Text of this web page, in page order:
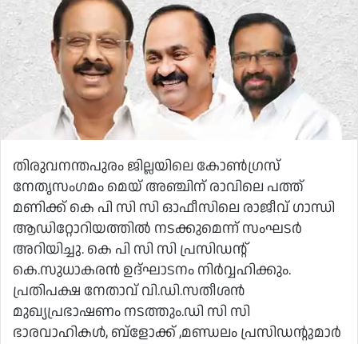
തിരുവനന്തപുരം ജില്ലയിലെ കോൺഗ്രസ്
നേതൃസംഗമം മെയ് അഞ്ചിന് രാവിലെ പത്ത്
മണിക്ക് കെ പി സി സി ഓഫീസിലെ രാജീവ് ഗാന്ധി
ആഡിറ്റോറിയത്തിൽ നടക്കുമെന്ന് സംഘടർ
അറിയിച്ചു. കെ പി സി സി പ്രസിഡൻ്റ്
കെ.സുധാകരൻ ഉദ്ഘാടനം നിർവ്വഹിക്കും.
പ്രതിപക്ഷ നേതാവ് വി.ഡി.സതീശൻ
മുഖ്യപ്രഭാഷണം നടത്തും.ഡി സി സി
ഭാരവാഹികൾ, ബ്ളോക്ക് ,മണ്ഡലം പ്രസിഡൻ്റുമാർ